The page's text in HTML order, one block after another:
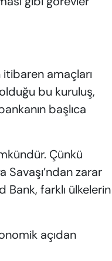
itibaren amaçları
bu kuruluş,
başlıca
Çünkü
Savaşı’ndan zarar
Bank, farklı ülkelerin
açıdan